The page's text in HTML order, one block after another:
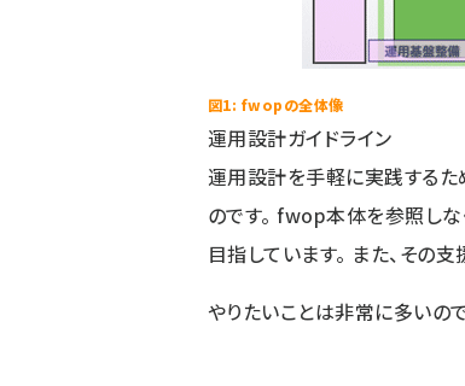
図1: fwopの全体像
運用設計ガイドライン
運用設計を手軽に実践するた
のです。 fwop本体を参照し
目指しています。 また、その
やりたいことは非常に多いの